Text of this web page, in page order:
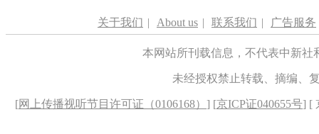
关于我们 | About us | 联系我们 | 广告服务
本网站所刊载信息，不代表中新
未经授权禁止转载、摘编、
[网上传播视听节目许可证（0106168） ] [京ICP证040655号] [